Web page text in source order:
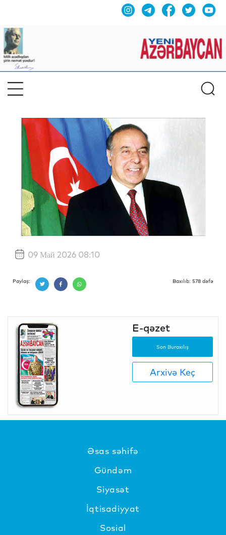
09 Май 2026 08:10
Paylaş: Baxılıb: 578 dəfə
E-qəzet
Son Buraxılış
Arxivə Keç
Əsas səhifə
Gündəm
Siyasət
İqtisadiyyat
Sosial